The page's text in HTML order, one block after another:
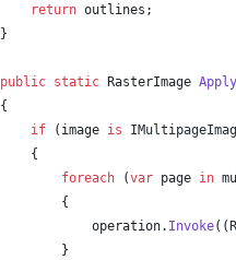
return outlines ;
}
public static RasterImage
{
if
( image is
{
foreach
(var page in
{
operation. Invoke( (
}